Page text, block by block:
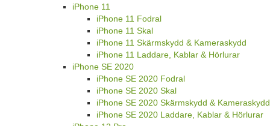
iPhone 11
iPhone 11 Fodral
iPhone 11 Skal
iPhone 11 Skärmskydd & Kameraskydd
iPhone 11 Laddare, Kablar & Hörlurar
iPhone SE 2020
iPhone SE 2020 Fodral
iPhone SE 2020 Skal
iPhone SE 2020 Skärmskydd & Kameraskydd
iPhone SE 2020 Laddare, Kablar & Hörlurar